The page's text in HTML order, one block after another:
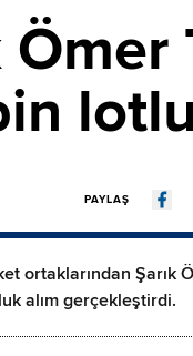
PAYLAŞ
ortaklarından Şarık
alım gerçekleştirdi.